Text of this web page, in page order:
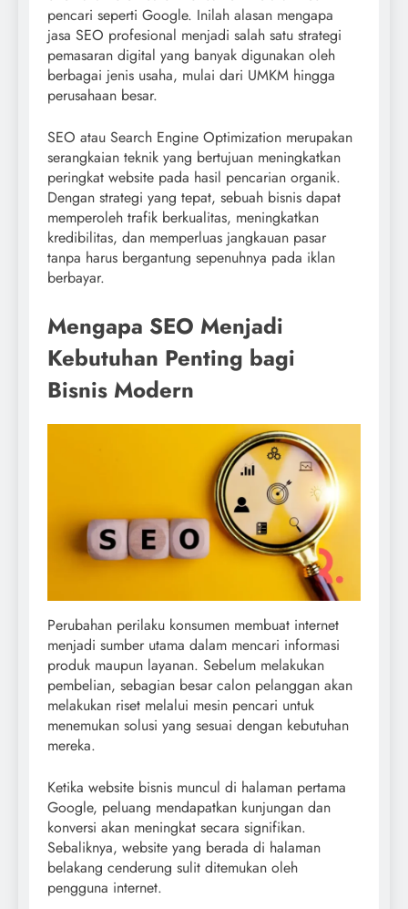
pencari seperti Google. Inilah alasan mengapa
jasa SEO profesional menjadi salah satu strategi
pemasaran digital yang banyak digunakan oleh
berbagai jenis usaha, mulai dari UMKM hingga
perusahaan besar.
SEO atau Search Engine Optimization merupakan
serangkaian teknik yang bertujuan meningkatkan
peringkat website pada hasil pencarian organik.
Dengan strategi yang tepat, sebuah bisnis dapat
memperoleh trafik berkualitas, meningkatkan
kredibilitas, dan memperluas jangkauan pasar
tanpa harus bergantung sepenuhnya pada iklan
berbayar.
Mengapa SEO Menjadi
Kebutuhan Penting bagi
Bisnis Modern
Perubahan perilaku konsumen membuat internet
menjadi sumber utama dalam mencari informasi
produk maupun layanan. Sebelum melakukan
pembelian, sebagian besar calon pelanggan akan
melakukan riset melalui mesin pencari untuk
menemukan solusi yang sesuai dengan kebutuhan
mereka.
Ketika website bisnis muncul di halaman pertama
Google, peluang mendapatkan kunjungan dan
konversi akan meningkat secara signifikan.
Sebaliknya, website yang berada di halaman
belakang cenderung sulit ditemukan oleh
pengguna internet.